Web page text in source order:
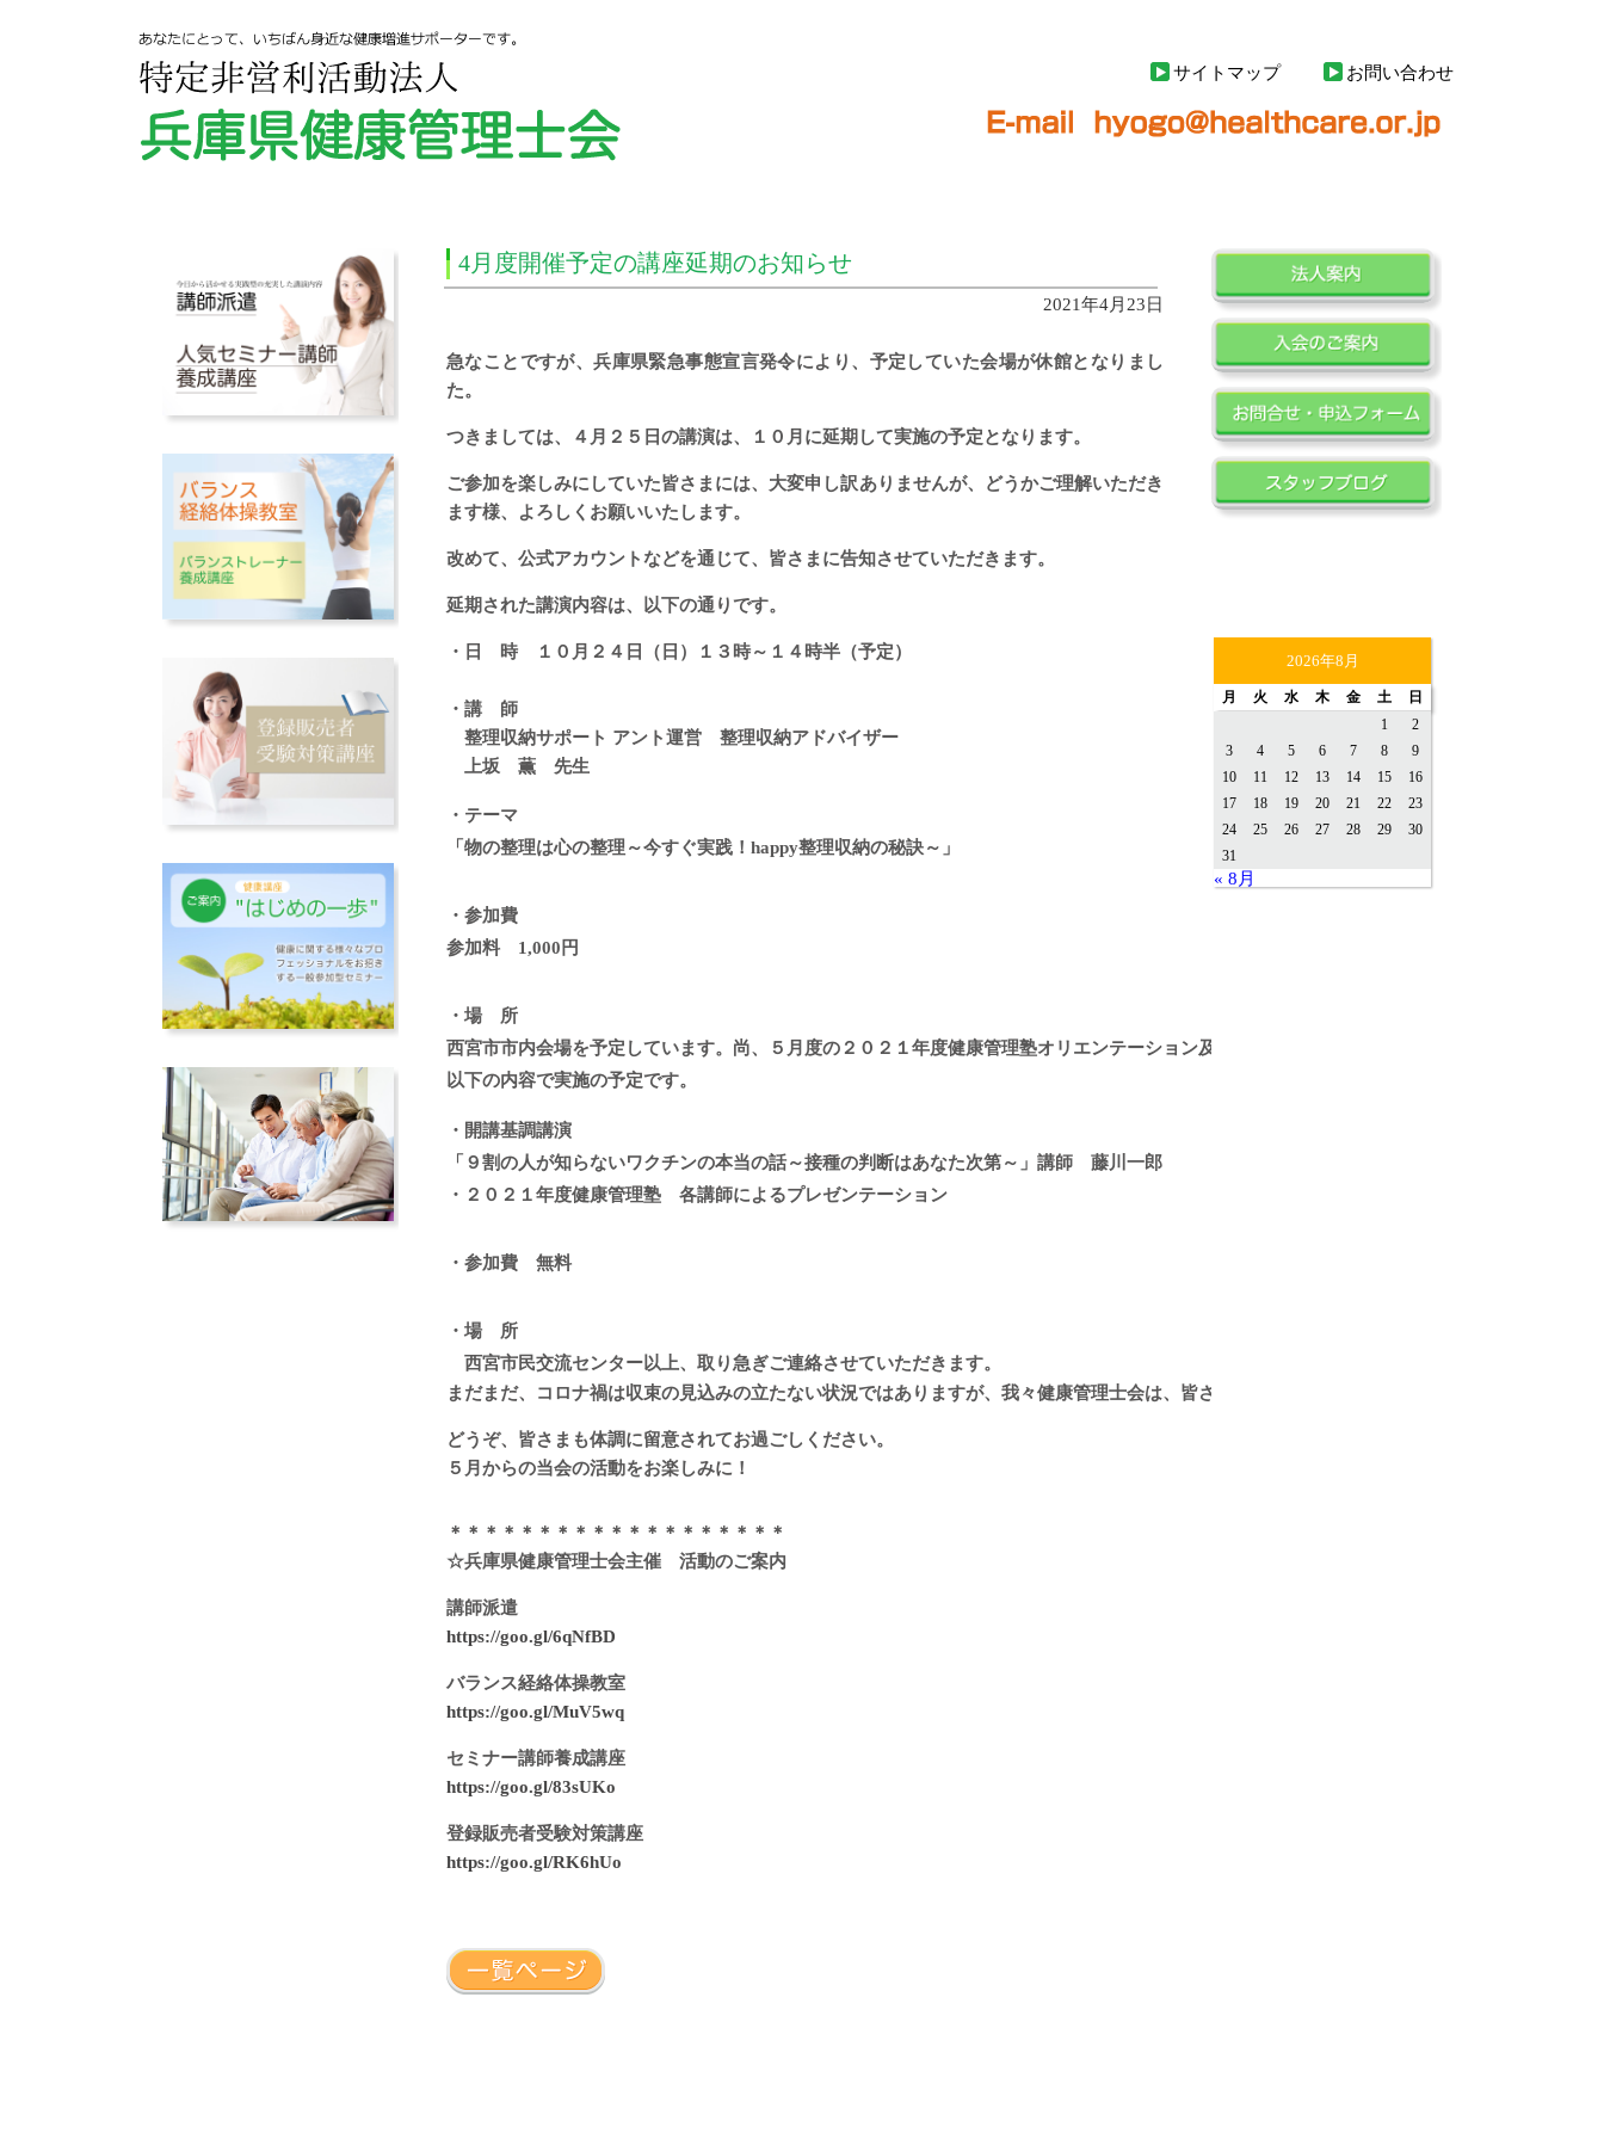
サイトマップ お問い合わせ
4月度開催予定の講座延期のお知らせ
2021年4月23日
急なことですが、兵庫県緊急事態宣言発令により、予定していた会場が休館となりまし
た。
つきましては、４月２５日の講演は、１０月に延期して実施の予定となります。
ご参加を楽しみにしていた皆さまには、大変申し訳ありませんが、どうかご理解いただき
ます様、よろしくお願いいたします。
改めて、公式アカウントなどを通じて、皆さまに告知させていただきます。
延期された講演内容は、以下の通りです。
・日 時 １０月２４日（日）１３時～１４時半（予定）
・講 師
整理収納サポート アント運営 整理収納アドバイザー
上坂 薫 先生
・テーマ
「物の整理は心の整理～今すぐ実践！happy整理収納の秘訣～」
・参加費
参加料 1,000円
・場 所
西宮市市内会場を予定しています。 尚、５月度の２０２１年度健康管理塾オリエンテーション及び基調講演は、
以下の内容で実施の予定です。
・ 開講基調講演
「９割の人が知らないワクチンの本当の話～接種の判断はあなた次第～」講師 藤川一郎
・２０２１年度健康管理塾 各講師によるプレゼンテーション
・参加費 無料
・場 所
西宮市民交流センター以上、取り急ぎご連絡させていただきます。
まだまだ、コロナ禍は収束の見込みの立たない状況ではありますが、我々健康管理士会は、皆さまにお役に立てる情報提供に努めてまいります
どうぞ、皆さまも体調に留意されてお過ごしください。
５月からの当会の活動をお楽しみに！
＊＊＊＊＊＊＊＊＊＊＊＊＊＊＊＊＊＊＊
☆兵庫県健康管理士会主催 活動のご案内
講師派遣
https://goo.gl/6qNfBD
バランス経絡体操教室
https://goo.gl/MuV5wq
セミナー講師養成講座
https://goo.gl/83sUKo
登録販売者受験対策講座
https://goo.gl/RK6hUo
2026年8月
月 火 水 木 金 土 日
1
2
3
4 5 6 7 8
9
10
11 12 13 14 15
16
17
18 19 20 21 22
23
24
25 26 27 28 29
30
31
« 8月